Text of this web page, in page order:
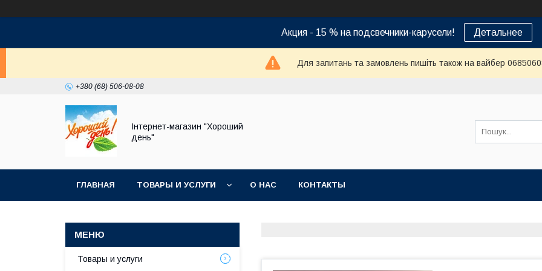
Акция - 15 % на подсвечники-карусели! Детальнее
Для запитань та замовлень пишіть також на вайбер
+380 (68) 506-08-08
Інтернет-магазин "Хороший
день"
ГЛАВНАЯ ТОВАРЫ И УСЛУГИ О НАС КОНТАКТЫ
Товары и услуги